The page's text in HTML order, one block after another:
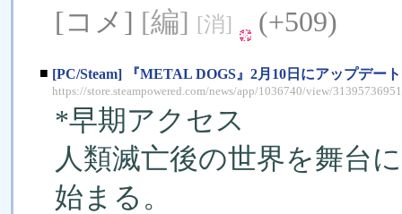
[コメ] [編] [消] (+509)
■ [PC/Steam] 『METAL DOGS』2月10日にアップデー
https://store.steampowered.com/news/app/1036740/view/
*早期アクセス
人類滅亡後の世界を舞台
始まる。